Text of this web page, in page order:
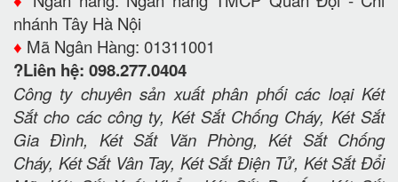
nhánh Tây Hà Nội
♦️ Mã Ngân Hàng: 01311001
?Liên hệ: 098.277.0404
Công ty chuyên sản xuất phân phối các loại Két
Sắt cho các công ty, Két Sắt Chống Cháy, Két Sắt
Gia Đình, Két Sắt Văn Phòng, Két Sắt Chống
Cháy, Két Sắt Vân Tay, Két Sắt Điện Tử, Két Sắt Đổi